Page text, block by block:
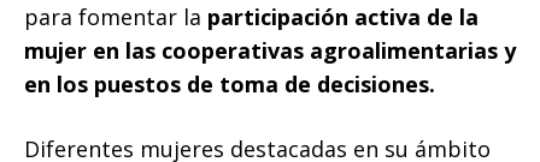
para fomentar la participación activa de la
mujer en las cooperativas agroalimentarias y
en los puestos de toma de decisiones.
Diferentes mujeres destacadas en su ámbito